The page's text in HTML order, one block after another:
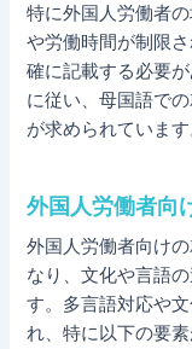
特に外国人労働者
や労働時間が制限
確に記載する必要
に従い、母国語で
が求められています
外国人労働者向
外国人労働者向け
なり、文化や言語
す。多言語対応や
れ、特に以下の要